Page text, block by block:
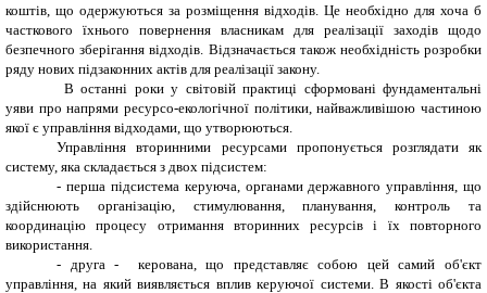
коштів, що одержуються за розміщення відходів. Це необхідно для хоча б
часткового їхнього повернення власникам для реалізації заходів щодо
безпечного зберігання відходів. Відзначається також необхідність розробки
ряду нових підзаконних актів для реалізації закону.
В останні роки у світовій практиці сформовані фундаментальні
уяви про напрями ресурсо-екологічної політики, найважливішою частиною
якої є управління відходами, що утворюються.
Управління вторинними ресурсами пропонується розглядати як
систему, яка складається з двох підсистем:
- перша підсистема керуюча, органами державного управління, що
здійснюють організацію, стимулювання, планування, контроль та
координацію процесу отримання вторинних ресурсів і їх повторного
використання.
- друга - керована, що представляє собою цей самий об'єкт
управління, на який виявляється вплив керуючої системи. В якості об'єкта